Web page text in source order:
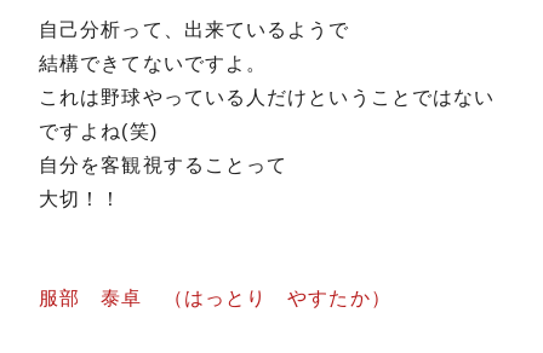
自己分析って、出来ているようで
結構できてないですよ。
これは野球やっている人だけということではない
ですよね(笑)
自分を客観視することって
大切！！
服部 泰卓 （はっとり やすたか）